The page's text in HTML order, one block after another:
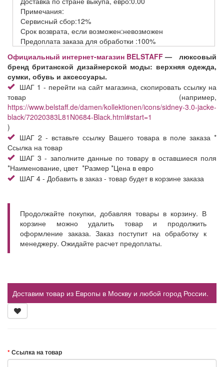
Примечания:
Сервисный сбор:12%
Срок возврата, если возможен:невозможен
Предоплата заказа для обработки :100%
Официальный интернет-магазин BELSTAFF — люксовый
бренд британской дизайнерской моды: верхняя одежда,
сумки, обувь и аксессуары.
ШАГ 1 - перейти на сайт магазина, скопировать ссылку на
товар (например,
https://www.belstaff.de/damen/kollektionen/icons/sidney-3.0-jacke-
black/72020383L81N0684-Black.html#start=1
)
ШАГ 2 - вставьте ссылку Вашего товара в поле заказа *
Ссылка на товар
ШАГ 3 - заполните данные по товару в оставшиеся поля
*Наименование, цвет *Размер *Цена в евро
ШАГ 4 - Добавить в заказ - товар будет в корзине заказа
Продолжайте покупки, добавляя товары в корзину. В
корзине можно удалить товар и продолжить
оформление заказа. Заказ поступит на обработку к
менеджеру. Ожидайте расчет предоплаты.
Доставим товар из Европы в Москву и любой город России.
Ссылка на товар